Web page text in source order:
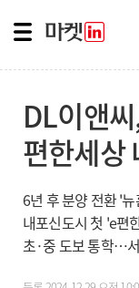
DL이앤
편한세상
6년 후 분양 전환 '
내포신도시 첫 'e편
초·중 도보 통학…